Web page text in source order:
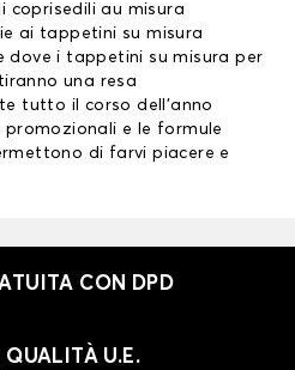
coprisedili au misura
ai tappetini su misura
dove i tappetini su misura per
una resa
tutto il corso dell’anno
e le formule
di farvi piacere e
CON DPD
QUALITÀ U.E.